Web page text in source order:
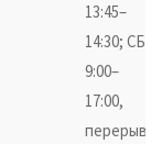
13:45–
14:30; СБ
9:00–
17:00,
перерыв